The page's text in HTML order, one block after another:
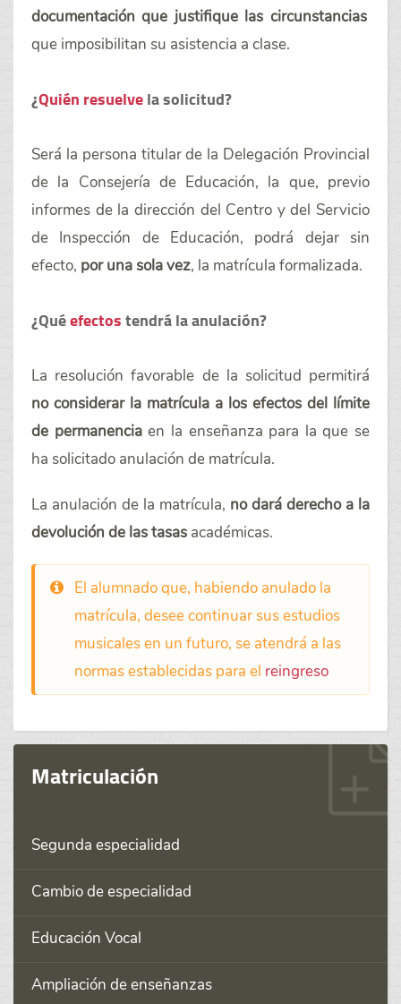
documentación que justifique las circunstancias
que imposibilitan su asistencia a clase.
¿Quién resuelvela solicitud?
Será la persona titular de la Delegación Provincial
de la Consejería de Educación, la que, previo
informes de la dirección del Centro y del Servicio
de Inspección de Educación, podrá dejar sin
efecto, por una sola vez, la matrícula formalizada.
¿Quéefectostendrá la anulación?
La resolución favorable de la solicitud permitirá
no considerar la matrícula a los efectos del límite
de permanenciaen la enseñanza para la que se
ha solicitado anulación de matrícula.
La anulación de la matrícula, no dará derecho a la
devolución de las tasas académicas.
El alumnado que, habiendo anulado la
matrícula, desee continuar sus estudios
musicales en un futuro, se atendrá a las
normas establecidas para el reingreso
Matriculación
Segunda especialidad
Cambio de especialidad
Educación Vocal
Ampliación de enseñanzas